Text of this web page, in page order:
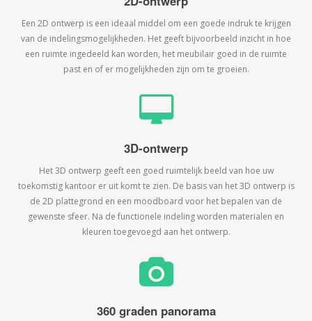
Een 2D ontwerp is een ideaal middel om een goede indruk te krijgen
van de indelingsmogelijkheden. Het geeft bijvoorbeeld inzicht in hoe
een ruimte ingedeeld kan worden, het meubilair goed in de ruimte
past en of er mogelijkheden zijn om te groeien.
3D-ontwerp
Het 3D ontwerp geeft een goed ruimtelijk beeld van hoe uw
toekomstig kantoor er uit komt te zien. De basis van het 3D ontwerp is
de 2D plattegrond en een moodboard voor het bepalen van de
gewenste sfeer. Na de functionele indeling worden materialen en
kleuren toegevoegd aan het ontwerp.
360 graden panorama